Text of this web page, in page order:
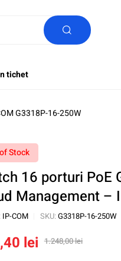
tichet
G3318P-16-250W
Stock
16 porturi PoE
Management –
IP-COM SKU: G3318P-16-250W
1.248,00lei
lei